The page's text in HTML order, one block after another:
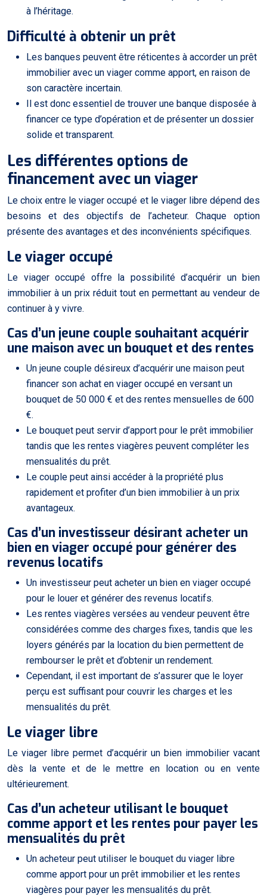
à l’héritage.
Difficulté à obtenir un prêt
Les banques peuvent être réticentes à accorder un prêt
immobilier avec un viager comme apport, en raison de
son caractère incertain.
Il est donc essentiel de trouver une banque disposée à
financer ce type d’opération et de présenter un dossier
solide et transparent.
Les différentes options de
financement avec un viager
Le choix entre le viager occupé et le viager libre dépend des
besoins et des objectifs de l’acheteur. Chaque option
présente des avantages et des inconvénients spécifiques.
Le viager occupé
Le viager occupé offre la possibilité d’acquérir un bien
immobilier à un prix réduit tout en permettant au vendeur de
continuer à y vivre.
Cas d’un jeune couple souhaitant acquérir
une maison avec un bouquet et des rentes
Un jeune couple désireux d’acquérir une maison peut
financer son achat en viager occupé en versant un
bouquet de 50 000 € et des rentes mensuelles de 600
€.
Le bouquet peut servir d’apport pour le prêt immobilier
tandis que les rentes viagères peuvent compléter les
mensualités du prêt.
Le couple peut ainsi accéder à la propriété plus
rapidement et profiter d’un bien immobilier à un prix
avantageux.
Cas d’un investisseur désirant acheter un
bien en viager occupé pour générer des
revenus locatifs
Un investisseur peut acheter un bien en viager occupé
pour le louer et générer des revenus locatifs.
Les rentes viagères versées au vendeur peuvent être
considérées comme des charges fixes, tandis que les
loyers générés par la location du bien permettent de
rembourser le prêt et d’obtenir un rendement.
Cependant, il est important de s’assurer que le loyer
perçu est suffisant pour couvrir les charges et les
mensualités du prêt.
Le viager libre
Le viager libre permet d’acquérir un bien immobilier vacant
dès la vente et de le mettre en location ou en vente
ultérieurement.
Cas d’un acheteur utilisant le bouquet
comme apport et les rentes pour payer les
mensualités du prêt
Un acheteur peut utiliser le bouquet du viager libre
comme apport pour un prêt immobilier et les rentes
viagères pour payer les mensualités du prêt.